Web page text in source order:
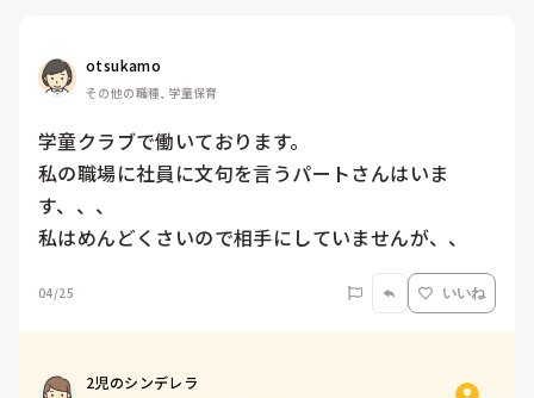
otsukamo
その他の職種, 学童保育
学童クラブで働いております。
私の職場に社員に文句を言うパートさんはいま
す、、、
私はめんどくさいので相手にしていませんが、、
04/25 いいね
2児のシンデレラ